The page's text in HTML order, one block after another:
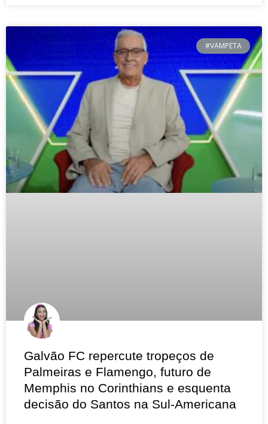
#VAMPETA
Galvão FC repercute tropeços de
Palmeiras e Flamengo, futuro de
Memphis no Corinthians e esquenta
decisão do Santos na Sul-Americana